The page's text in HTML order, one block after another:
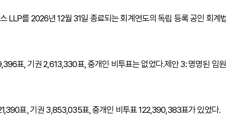
LLP를 2026년 12월 31일 종료되는 회계연도의 독립 등록 공인 회계
표, 기권 2,613,330표, 중개인 비투표는 없었다.제안 3: 명명된 임
표, 기권 3,853,035표, 중개인 비투표 122,390,383표가 있었다.